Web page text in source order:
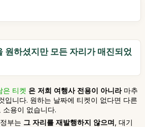
원하셨지만 모든 자리가 매진되었
은 티켓 은 저희 여행사 전용이 아니라마추
입니다. 원하는 날짜에 티켓이 없다면 다른
소용이 없습니다.
부는 그 자리를 재발행하지 않으며 , 대기